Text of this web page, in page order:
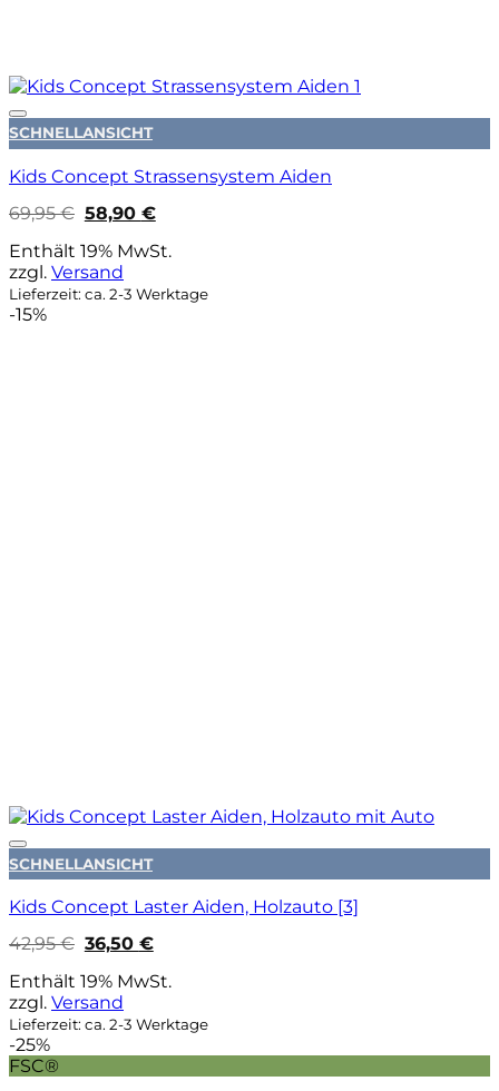
Auf die Wunschliste
SCHNELLANSICHT
Kids Concept Strassensystem Aiden
69,95€ Ursprünglicher
war:
69,95 €
58,90 €Aktueller
ist:
Enthält 19% MwSt.
zzgl. Versand
Lieferzeit: ca. 2-3 Werktage
-15%
Auf die Wunschliste
SCHNELLANSICHT
Kids Concept Laster Aiden, Holzauto [3]
42,95€ Ursprünglicher
war:
42,95 €
36,50 €Aktueller
ist:
Enthält 19% MwSt.
zzgl. Versand
Lieferzeit: ca. 2-3 Werktage
-25%
FSC®